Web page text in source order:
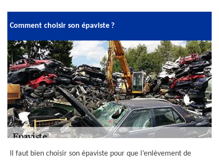
Comment choisir son épaviste ?
Il faut bien choisir son épaviste pour que l’enlèvement de